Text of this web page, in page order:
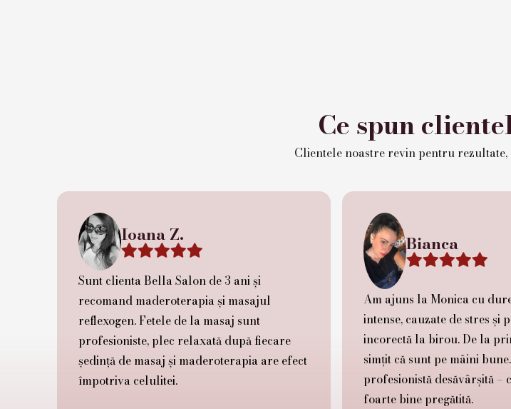
Ce spun
Clientele noastre revin pentru
Ioana Z.

Sunt clienta Bella Salon de 3 ani și
recomand maderoterapia și masajul
reflexogen. Fetele de la masaj sunt
profesioniste, plec relaxată după fiecare
ședință de masaj și maderoterapia are efect
împotriva celulitei.
Bianca

Am ajuns la Monica cu
intense, cauzate de stres și
incorectă la birou. De la
simțit că sunt pe mâini
profesionistă desăvârșită –
foarte bine pregătită.